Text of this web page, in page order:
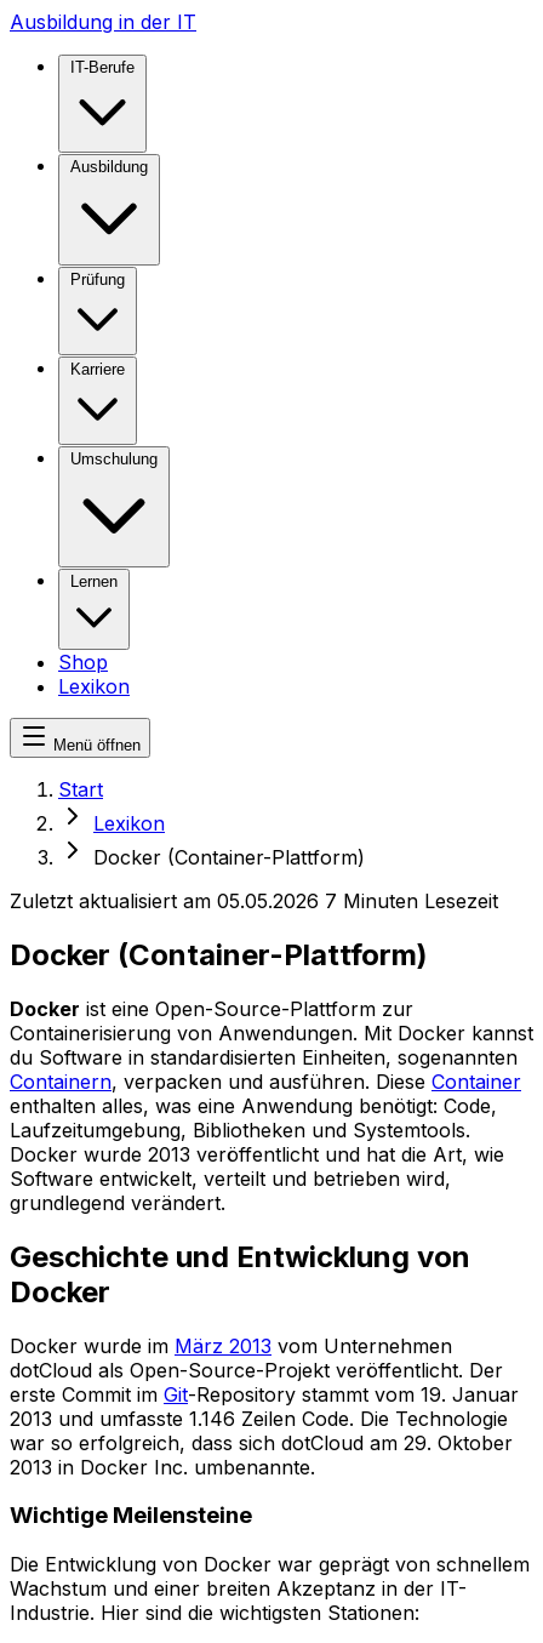
Ausbildung in der IT
IT-Berufe
Ausbildung
Prüfung
Karriere
Umschulung
Lernen
Shop
Lexikon
Menü öffnen
Start
Lexikon
Docker (Container-Plattform)
Zuletzt aktualisiert am 05.05.2026 7 Minuten Lesezeit
Docker (Container-Plattform)
Docker ist eine Open-Source-Plattform zur
Containerisierung von Anwendungen. Mit Docker kannst
du Software in standardisierten Einheiten, sogenannten
Containern, verpacken und ausführen. Diese Container
enthalten alles, was eine Anwendung benötigt: Code,
Laufzeitumgebung, Bibliotheken und Systemtools.
Docker wurde 2013 veröffentlicht und hat die Art, wie
Software entwickelt, verteilt und betrieben wird,
grundlegend verändert.
Geschichte und Entwicklung von
Docker
Docker wurde im März 2013 vom Unternehmen
dotCloud als Open-Source-Projekt veröffentlicht. Der
erste Commit im Git-Repository stammt vom 19. Januar
2013 und umfasste 1.146 Zeilen Code. Die Technologie
war so erfolgreich, dass sich dotCloud am 29. Oktober
2013 in Docker Inc. umbenannte.
Wichtige Meilensteine
Die Entwicklung von Docker war geprägt von schnellem
Wachstum und einer breiten Akzeptanz in der IT-
Industrie. Hier sind die wichtigsten Stationen: